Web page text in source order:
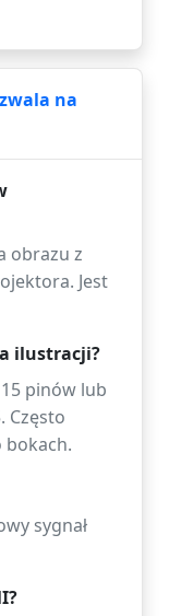
na
obrazu z
Jest
ilustracji?
pinów lub
Często
bokach.
sygnał